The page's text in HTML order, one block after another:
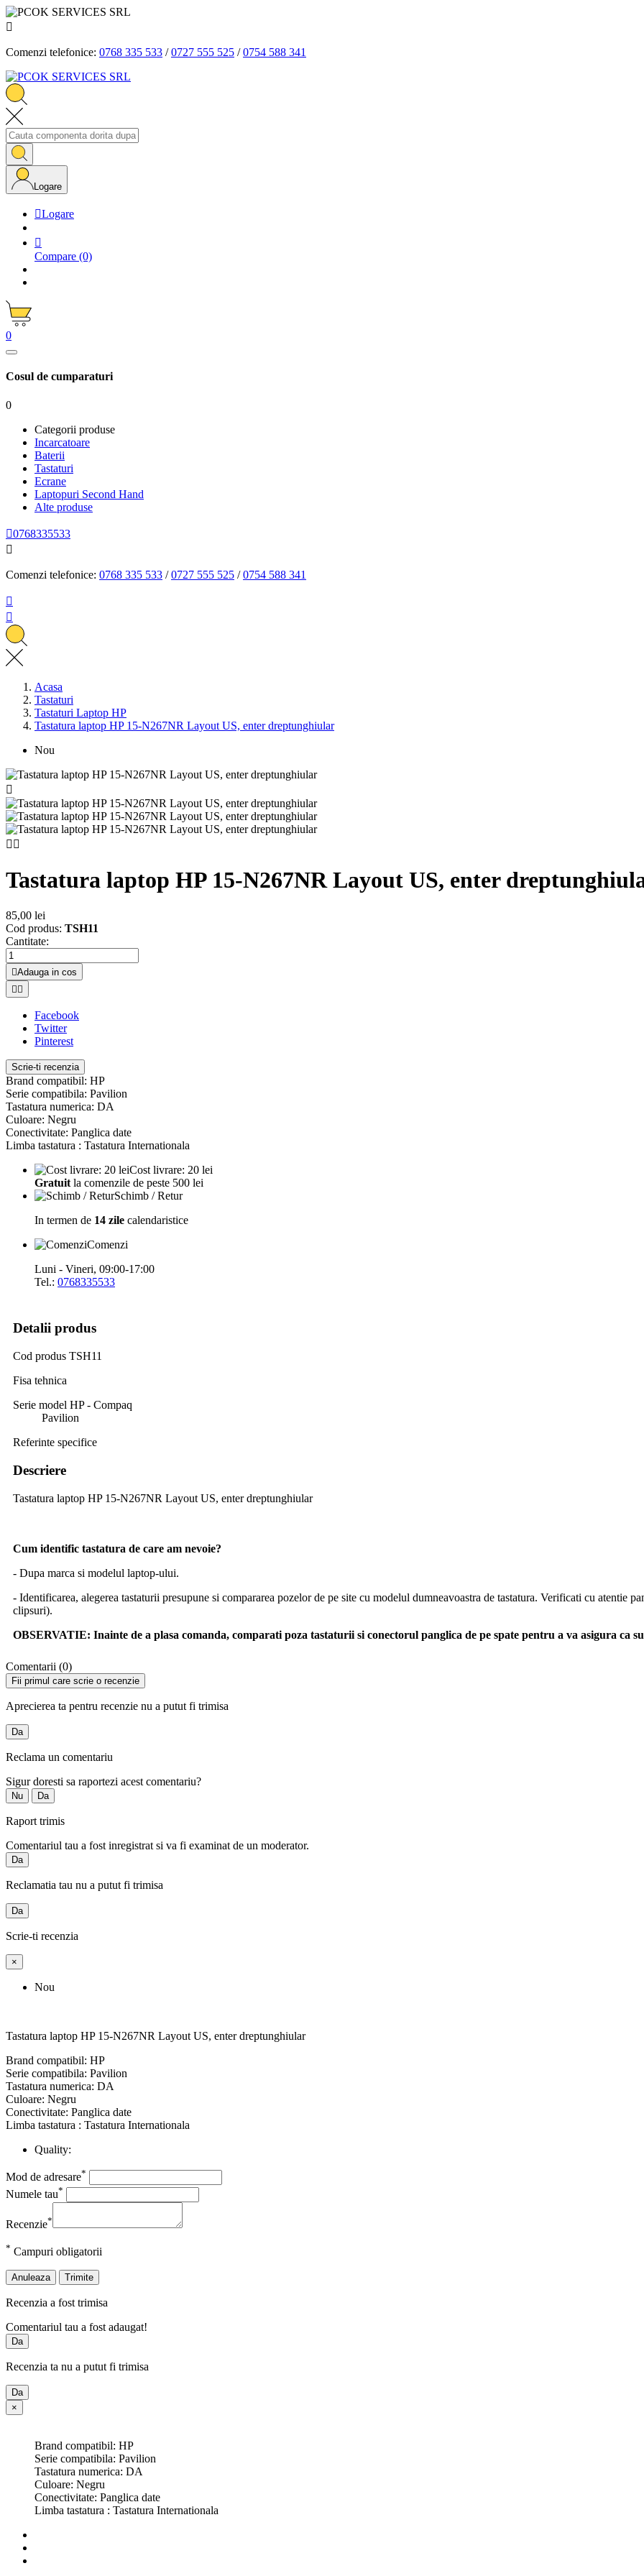

Comenzi telefonice: 0768 335 533 /0727 555 525 /0754 588 341
Logare
Logare

Compare (0)
0
Cosul de cumparaturi
0
Categorii produse
Incarcatoare
Baterii
Tastaturi
Ecrane
Laptopuri Second Hand
Alte produse
0768335533

Comenzi telefonice: 0768 335 533 /0727 555 525 /0754 588 341


Acasa
Tastaturi
Tastaturi Laptop HP
Tastatura laptop HP 15-N267NR Layout US, enter dreptunghiular
Nou

 
Tastatura laptop HP 15-N267NR Layout US, enter
85,00 lei
Cod produs: TSH11
Cantitate:
Adauga in cos

Facebook
Twitter
Pinterest
Scrie-ti recenzia
Brand compatibil: HP
Serie compatibila: Pavilion
Tastatura numerica: DA
Culoare: Negru
Conectivitate: Panglica date
Limba tastatura : Tastatura Internationala
Cost livrare: 20 lei
Gratuit la comenzile de peste 500 lei
Schimb / Retur
In termen de 14 zile calendaristice
Comenzi
Luni - Vineri, 09:00-17:00
Tel.: 0768335533
Detalii produs
Cod produs TSH11
Fisa tehnica
Serie model HP - Compaq
Pavilion
Referinte specifice
Descriere
Tastatura laptop HP 15-N267NR Layout US, enter dreptunghiular
Cum identific tastatura de care am nevoie?
- Dupa marca si modelul laptop-ului.
- Identificarea, alegerea tastaturii presupune si compararea pozelor de pe site cu modelul dumneavoastra de tastatura. Verificati cu atentie
clipsuri).
OBSERVATIE: Inainte de a plasa comanda, comparati poza tastaturii si conectorul panglica de pe spate pentru a va asigura ca
Comentarii (0)
Fii primul care scrie o recenzie
Aprecierea ta pentru recenzie nu a putut fi trimisa
Da
Reclama un comentariu
Sigur doresti sa raportezi acest comentariu?
Nu Da
Raport trimis
Comentariul tau a fost inregistrat si va fi examinat de un moderator.
Da
Reclamatia tau nu a putut fi trimisa
Da
Scrie-ti recenzia
×
Nou
Tastatura laptop HP 15-N267NR Layout US, enter dreptunghiular
Brand compatibil: HP
Serie compatibila: Pavilion
Tastatura numerica: DA
Culoare: Negru
Conectivitate: Panglica date
Limba tastatura : Tastatura Internationala
Quality:
Mod de adresare*
Numele tau*
Recenzie*
* Campuri obligatorii
Anuleaza Trimite
Recenzia a fost trimisa
Comentariul tau a fost adaugat!
Da
Recenzia ta nu a putut fi trimisa
Da
×
Brand compatibil: HP
Serie compatibila: Pavilion
Tastatura numerica: DA
Culoare: Negru
Conectivitate: Panglica date
Limba tastatura : Tastatura Internationala